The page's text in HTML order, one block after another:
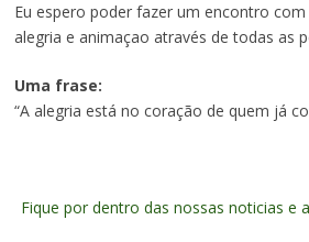
Eu espero poder fazer um encontro
alegria e animaçao através de todas as
Uma frase:
“A alegria está no coração de quem já
Fique por dentro das nossas noticias e